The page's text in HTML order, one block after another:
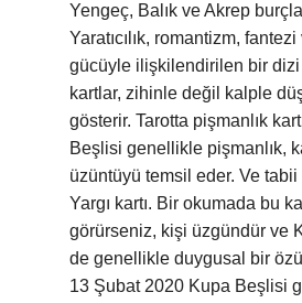
Yengeç, Balık ve Akrep
Yaratıcılık, romantizm, fantezi
gücüyle ilişkilendirilen bir dizi
kartlar, zihinle değil kalple
gösterir. Tarotta pişmanlık
Beşlisi genellikle pişmanlık,
üzüntüyü temsil eder. Ve
Yargı kartı. Bir okumada bu
görürseniz, kişi üzgündür ve
de genellikle duygusal bir
13 Şubat 2020 Kupa Beşlisi